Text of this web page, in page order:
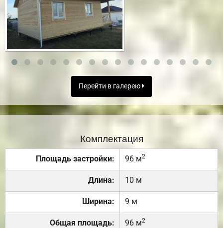
Перейти в галерею
Комплектация
Площадь застройки: 96 м2
Длина: 10 м
Ширина: 9 м
Общая площадь: 96 м2